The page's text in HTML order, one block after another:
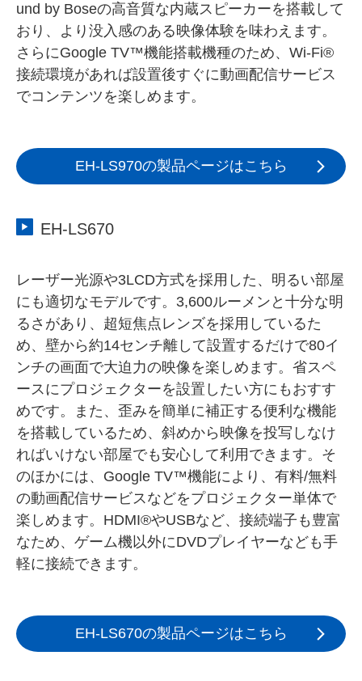
und by Boseの高音質な内蔵スピーカーを搭載して
おり、より没入感のある映像体験を味わえます。
さらにGoogle TV™機能搭載機種のため、Wi-Fi®
接続環境があれば設置後すぐに動画配信サービス
でコンテンツを楽しめます。
EH-LS970の製品ページはこちら
EH-LS670
レーザー光源や3LCD方式を採用した、明るい部屋
にも適切なモデルです。3,600ルーメンと十分な明
るさがあり、超短焦点レンズを採用しているた
め、壁から約14センチ離して設置するだけで80イ
ンチの画面で大迫力の映像を楽しめます。省スペ
ースにプロジェクターを設置したい方にもおすす
めです。また、歪みを簡単に補正する便利な機能
を搭載しているため、斜めから映像を投写しなけ
ればいけない部屋でも安心して利用できます。そ
のほかには、Google TV™機能により、有料/無料
の動画配信サービスなどをプロジェクター単体で
楽しめます。HDMI®やUSBなど、接続端子も豊富
なため、ゲーム機以外にDVDプレイヤーなども手
軽に接続できます。
EH-LS670の製品ページはこちら